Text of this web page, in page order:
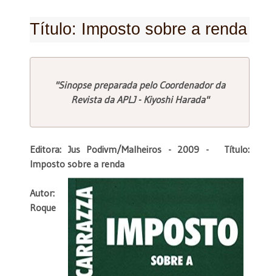
Título: Imposto sobre a renda
"Sinopse preparada pelo Coordenador da
Revista da APLJ - Kiyoshi Harada"
Editora: Jus Podivm/Malheiros - 2009 - Título:
Imposto sobre a renda
Autor:
Roque